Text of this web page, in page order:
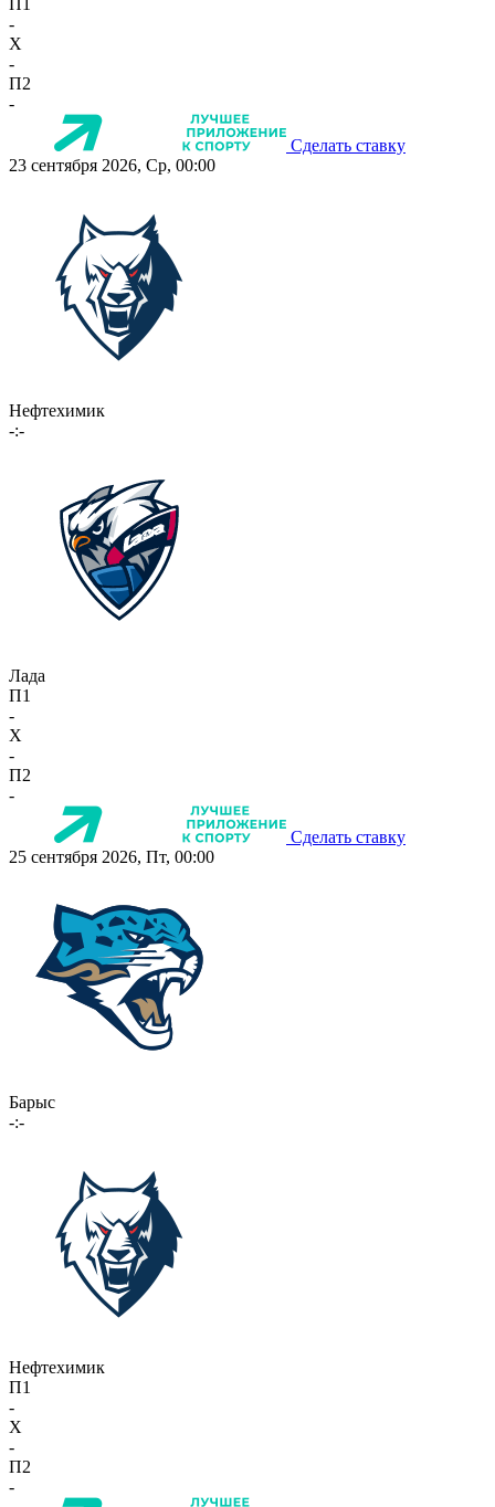
-
X
-
П2
-
Сделать ставку
23 сентября 2026, Ср, 00:00
Нефтехимик
-:-
Лада
П1
-
X
-
П2
-
Сделать ставку
25 сентября 2026, Пт, 00:00
Барыс
-:-
Нефтехимик
П1
-
X
-
П2
-